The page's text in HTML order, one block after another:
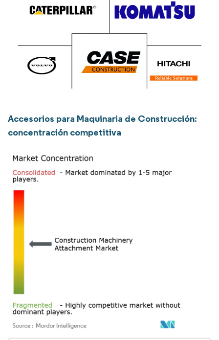
Accesorios para Maquinaria de Construcción:
concentración competitiva